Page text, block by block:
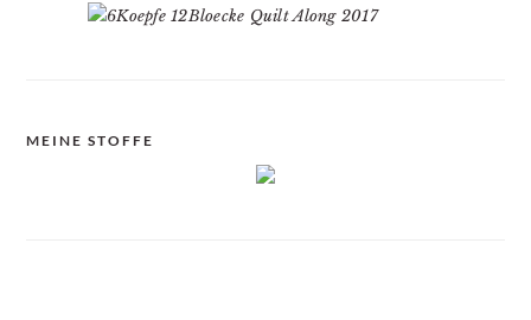
MEINE STOFFE